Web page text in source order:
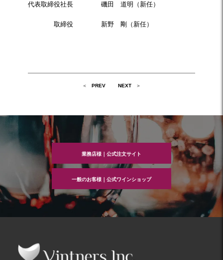
代表取締役社長 磯田 道明（新任）
取締役 新野 剛（新任）
ゲ
PREV NEXT
業務店様｜公式注文サイト
一般のお客様｜公式ワインショップ